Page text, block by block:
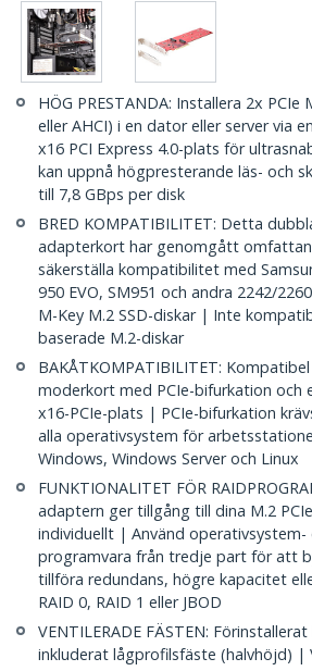
HÖG PRESTANDA: Installera 2x PCIe
eller AHCI) i en dator eller server via
x16 PCI Express 4.0-plats för
kan uppnå högpresterande läs- och
till 7,8 GBps per disk
BRED KOMPATIBILITET: Detta
adapterkort har genomgått
säkerställa kompatibilitet med
950 EVO, SM951 och andra 2242/
M-Key M.2 SSD-diskar | Inte
baserade M.2-diskar
BAKÅTKOMPATIBILITET:
moderkort med PCIe-bifurkation och
x16-PCIe-plats | PCIe-bifurkation
alla operativsystem för
Windows, Windows Server och Linux
FUNKTIONALITET FÖR
adaptern ger tillgång till dina M.2
individuellt | Använd operativsystem-
programvara från tredje part för att
tillföra redundans, högre kapacitet
RAID 0, RAID 1 eller JBOD
VENTILERADE FÄSTEN:
inkluderat lågprofilsfäste (halvhöjd) |